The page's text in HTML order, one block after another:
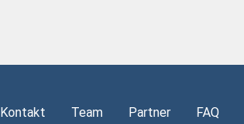
Kontakt Team Partner FAQ